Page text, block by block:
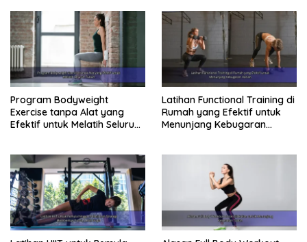
Program Bodyweight
Exercise tanpa Alat yang
Efektif untuk Melatih Seluruh
Latihan Functional Training di
Rumah yang Efektif untuk
Menunjang Kebugaran